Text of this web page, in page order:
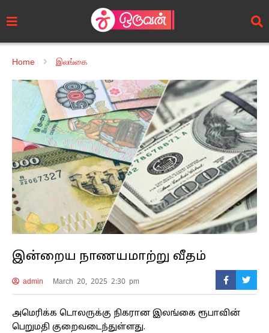
Home இலங்கை
இன்றைய நாணயமாற்று வீதம்
admin March 20, 2025 2:30 pm
அமெரிக்க டொலருக்கு நிகரான இலங்கை ரூபாவின்
பெறுமதி குறைவடைந்துள்ளது.